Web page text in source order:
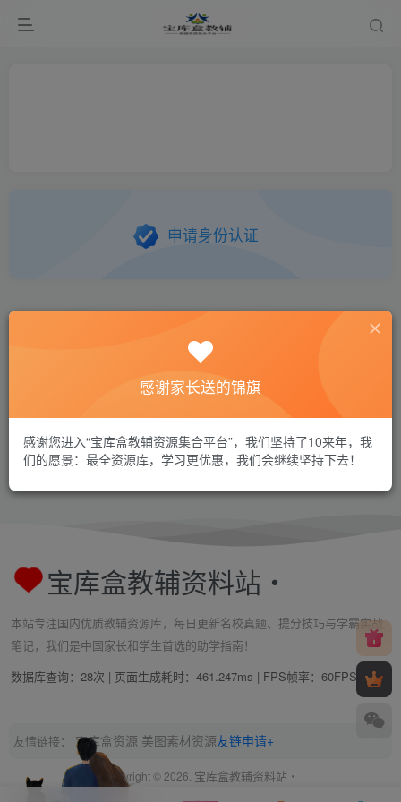
申请身份认证
宝库盒教辅资料站・
本站专注国内优质教辅资源库，每日更新名校真题、提分技巧与学霸实战
笔记，我们是中国家长和学生首选的助学指南！
数据库查询：28次 | 页面生成耗时：461.247ms | FPS帧率： 60FPS
友情链接： 宝库盒资源 美图素材资源友链申请+
Copyright © 2026. 宝库盒教辅资料站・
感谢家长送的锦旗
感谢您进入“宝库盒教辅资源集合平台”，我们坚持了10来年，我
们的愿景：最全资源库，学习更优惠，我们会继续坚持下去！